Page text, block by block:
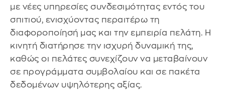
με νέες υπηρεσίες συνδεσιμότητας εντός του
σπιτιού, ενισχύοντας περαιτέρω τη
διαφοροποίησή μας και την εμπειρία πελάτη. Η
κινητή διατήρησε την ισχυρή δυναμική της,
καθώς οι πελάτες συνεχίζουν να μεταβαίνουν
σε προγράμματα συμβολαίου και σε πακέτα
δεδομένων υψηλότερης αξίας.